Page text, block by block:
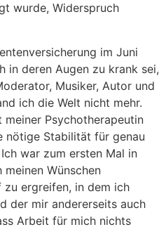
wurde, Widerspruch
im Juni
in deren Augen zu krank sei,
Musiker, Autor und
ich die Welt nicht mehr.
Psychotherapeutin
nötige Stabilität für genau
war zum ersten Mal in
Wünschen
zu ergreifen, in dem ich
der mir andererseits auch
Arbeit für mich nichts